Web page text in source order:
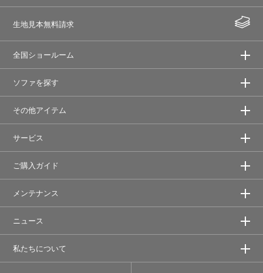
生地見本無料請求
全国ショールーム
ソファを探す
その他アイテム
サービス
ご購入ガイド
メンテナンス
ニュース
私たちについて